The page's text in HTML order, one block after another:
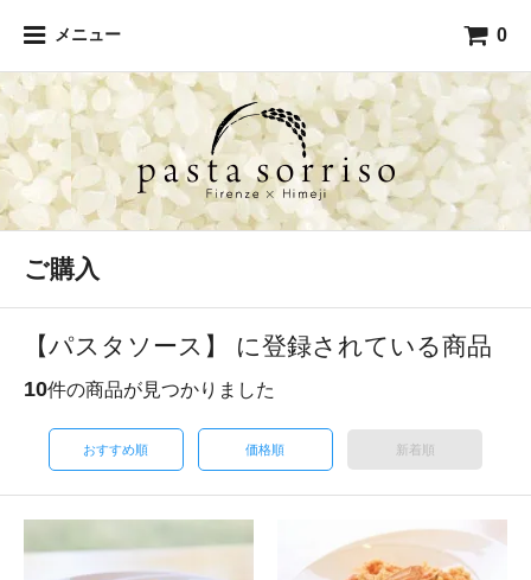
メニュー 0
ご購入
【パスタソース】 に登録されている商品
10件の商品が見つかりました
おすすめ順 価格順 新着順